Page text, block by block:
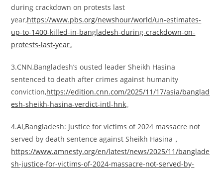
during crackdown on protests last
year,https://www.pbs.org/newshour/world/un-estimates-
up-to-1400-killed-in-bangladesh-during-crackdown-on-
protests-last-year。
3.CNN,Bangladesh’s ousted leader Sheikh Hasina
sentenced to death after crimes against humanity
conviction,https://edition.cnn.com/2025/11/17/asia/banglad
esh-sheikh-hasina-verdict-intl-hnk。
4.AI,Bangladesh: Justice for victims of 2024 massacre not
served by death sentence against Sheikh Hasina，
https://www.amnesty.org/en/latest/news/2025/11/banglade
sh-justice-for-victims-of-2024-massacre-not-served-by-